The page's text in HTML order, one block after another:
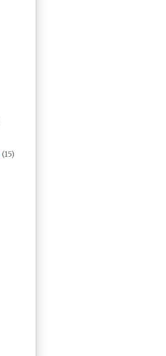
(15)